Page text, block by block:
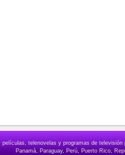
películas, telenovelas y programas de
Panamá, Paraguay, Perú, Puerto Rico,